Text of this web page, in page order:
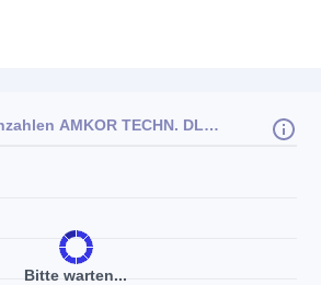
Bitte warten...
Fundamentale Kennzahlen AMKOR TECHN. DL-,001